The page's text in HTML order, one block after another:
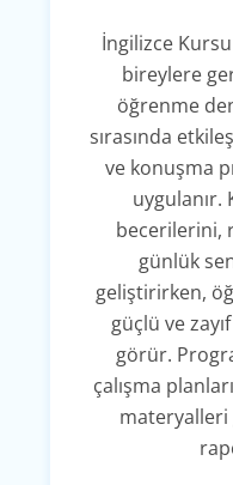
İngilizce Kursu
bireylere
öğrenme
sırasında
ve konuşma
uygulanır.
becerilerini,
günlük
geliştirirken,
güçlü ve
görür.
çalışma